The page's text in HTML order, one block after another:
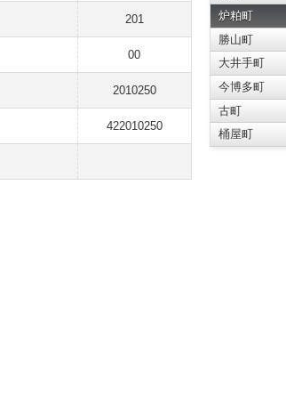
201
00
2010250
422010250
炉粕町
勝山町
大井手町
今博多町
古町
桶屋町